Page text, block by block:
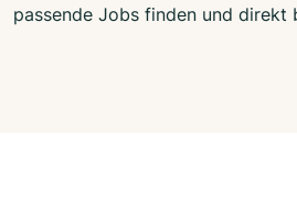
passende Jobs finden und direkt